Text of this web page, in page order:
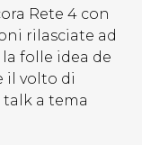
Rete 4 con
rilasciate ad
folle idea de
il volto di
a tema